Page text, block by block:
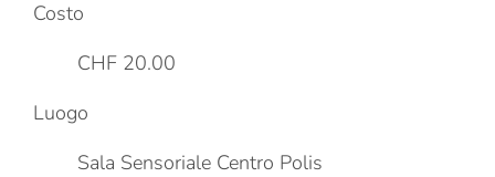
Costo
CHF 20.00
Luogo
Sala Sensoriale Centro Polis